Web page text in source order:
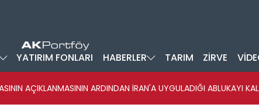
YATIRIM FONLARI HABERLER TARIM ZİRVE
AÇIKLANMASININ ARDINDAN İRAN'A UYGULADIĞI ABLUKAYI